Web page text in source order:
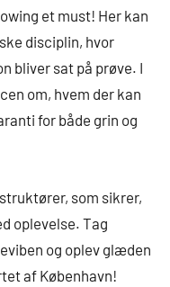
et must! Her kan
disciplin, hvor
bliver sat på prøve. I
om, hvem der kan
for både grin og
som sikrer,
oplevelse. Tag
og oplev glæden
af København!